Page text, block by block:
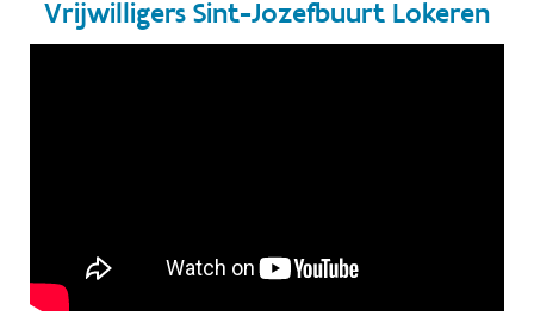
Vrijwilligers Sint-Jozefbuurt Lokeren